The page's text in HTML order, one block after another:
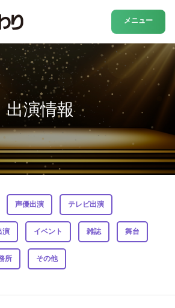
メニュー
出演情報
声優出演 テレビ出演
演 イベント 雑誌 舞台
所 その他